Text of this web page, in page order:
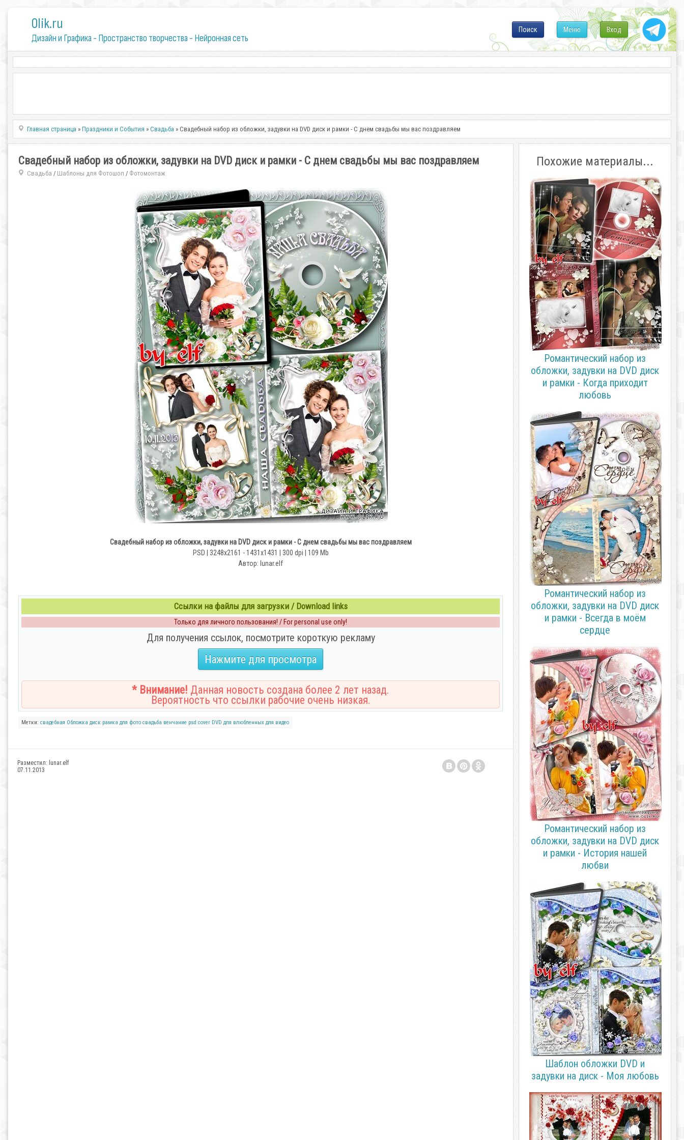
0lik.ru
Дизайн и Графика - Пространство творчества - Нейронная сеть
Вход
Меню
Поиск
Главная страница »Праздники и События »Свадьба » Свадебный набор из обложки, задувки на DVD диск и рамки - С днем свадьбы мы вас поздравляем
Свадебный набор из обложки, задувки на DVD диск и рамки - С днем свадьбы мы вас поздравляем
Свадьба / Шаблоны для Фотошоп / Фотомонтаж
Свадебный набор из обложки, задувки на DVD диск и рамки - С днем свадьбы мы вас поздравляем
PSD | 3248x2161 - 1431x1431 | 300 dpi | 109 Mb
Автор: lunar.elf
Ссылки на файлы для загрузки / Download links
Только для личного пользования! / For personal use only!
Для получения ссылок, посмотрите короткую рекламу
Нажмите для просмотра
* Внимание! Данная новость создана более 2 лет назад.
Вероятность что ссылки рабочие очень низкая.
Метки: свадебная Обложка диск рамка для фото свадьба венчание psd cover DVD для влюбленных для видео
Разместил: lunar.elf
07.11.2013
Похожие материалы...
Романтический набор из
обложки, задувки на DVD диск
и рамки - Когда приходит
любовь
Романтический набор из
обложки, задувки на DVD диск
и рамки - Всегда в моём
сердце
Романтический набор из
обложки, задувки на DVD диск
и рамки - История нашей
любви
Шаблон обложки DVD и
задувки на диск - Моя любовь